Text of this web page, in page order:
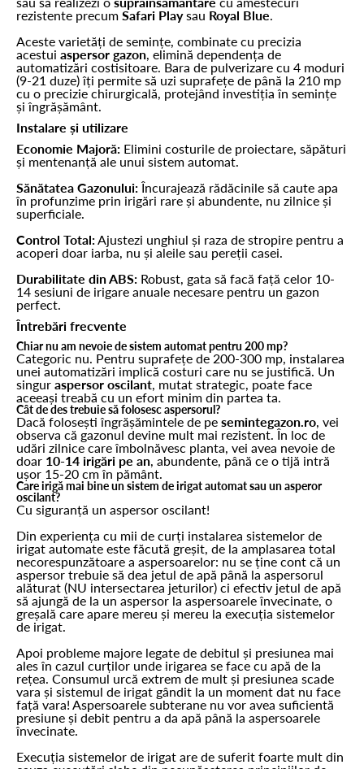
rezistente precum Safari Playsau Royal Blue.
Aceste varietăți de semințe, combinate cu precizia
acestui aspersor gazon, elimină dependența de
automatizări costisitoare. Bara de pulverizare cu 4 moduri
(9-21 duze) îți permite să uzi suprafețe de până la 210 mp
cu o precizie chirurgicală, protejând investiția în semințe
și îngrășământ.
Instalare și utilizare
Economie Majoră: Elimini costurile de proiectare, săpături
și mentenanță ale unui sistem automat.
Sănătatea Gazonului: Încurajează rădăcinile să caute apa
în profunzime prin irigări rare și abundente, nu zilnice și
superficiale.
Control Total:Ajustezi unghiul și raza de stropire pentru a
acoperi doar iarba, nu și aleile sau pereții casei.
Durabilitate din ABS: Robust, gata să facă față celor 10-
14 sesiuni de irigare anuale necesare pentru un gazon
perfect.
Întrebări frecvente
Chiar nu am nevoie de sistem automat pentru 200 mp?
Categoric nu. Pentru suprafețe de 200-300 mp, instalarea
unei automatizări implică costuri care nu se justifică. Un
singur aspersor oscilant, mutat strategic, poate face
aceeași treabă cu un efort minim din partea ta.
Cât de des trebuie să folosesc aspersorul?
Dacă folosești îngrășămintele de pe semintegazon.ro, vei
observa că gazonul devine mult mai rezistent. În loc de
udări zilnice care îmbolnăvesc planta, vei avea nevoie de
doar 10-14 irigări pe an, abundente, până ce o tijă intră
ușor 15-20 cm în pământ.
Care irigă mai bine un sistem de irigat automat sau un asperor
oscilant?
Cu siguranță un aspersor oscilant!
Din experiența cu mii de curți instalarea sistemelor de
irigat automate este făcută greșit, de la amplasarea total
necorespunzătoare a aspersoarelor: nu se ține cont că un
aspersor trebuie să dea jetul de apă până la aspersorul
alăturat (NU intersectarea jeturilor) ci efectiv jetul de apă
să ajungă de la un aspersor la aspersoarele învecinate, o
greșală care apare mereu și mereu la execuția sistemelor
de irigat.
Apoi probleme majore legate de debitul și presiunea mai
ales în cazul curților unde irigarea se face cu apă de la
rețea. Consumul urcă extrem de mult și presiunea scade
vara și sistemul de irigat gândit la un moment dat nu face
față vara! Aspersoarele subterane nu vor avea suficientă
presiune și debit pentru a da apă până la aspersoarele
învecinate.
Execuția sistemelor de irigat are de suferit foarte mult din